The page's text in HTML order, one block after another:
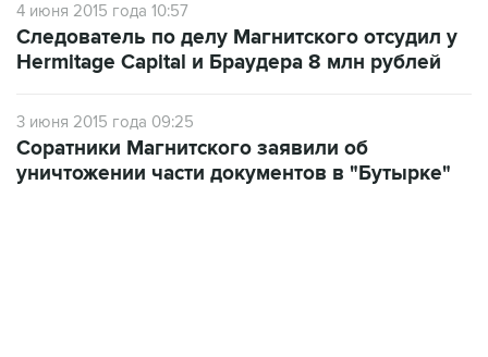
4 июня 2015 года 10:57
Следователь по делу Магнитского отсудил у
Hermitage Capital и Браудера 8 млн рублей
3 июня 2015 года 09:25
Соратники Магнитского заявили об
уничтожении части документов в "Бутырке"